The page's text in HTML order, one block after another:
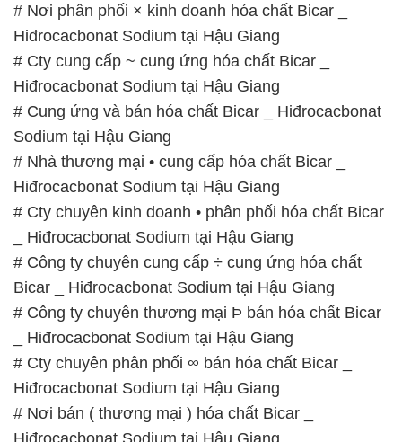
# Nơi phân phối × kinh doanh hóa chất Bicar _
Hiđrocacbonat Sodium tại Hậu Giang
# Cty cung cấp ~ cung ứng hóa chất Bicar _
Hiđrocacbonat Sodium tại Hậu Giang
# Cung ứng và bán hóa chất Bicar _ Hiđrocacbonat
Sodium tại Hậu Giang
# Nhà thương mại • cung cấp hóa chất Bicar _
Hiđrocacbonat Sodium tại Hậu Giang
# Cty chuyên kinh doanh • phân phối hóa chất Bicar
_ Hiđrocacbonat Sodium tại Hậu Giang
# Công ty chuyên cung cấp ÷ cung ứng hóa chất
Bicar _ Hiđrocacbonat Sodium tại Hậu Giang
# Công ty chuyên thương mại Þ bán hóa chất Bicar
_ Hiđrocacbonat Sodium tại Hậu Giang
# Cty chuyên phân phối ∞ bán hóa chất Bicar _
Hiđrocacbonat Sodium tại Hậu Giang
# Nơi bán ( thương mại ) hóa chất Bicar _
Hiđrocacbonat Sodium tại Hậu Giang